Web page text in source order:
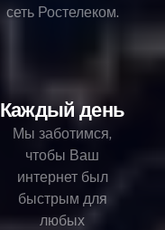
сеть Ростелеком.
Каждый день
Мы заботимся,
чтобы Ваш
интернет был
быстрым для
любых